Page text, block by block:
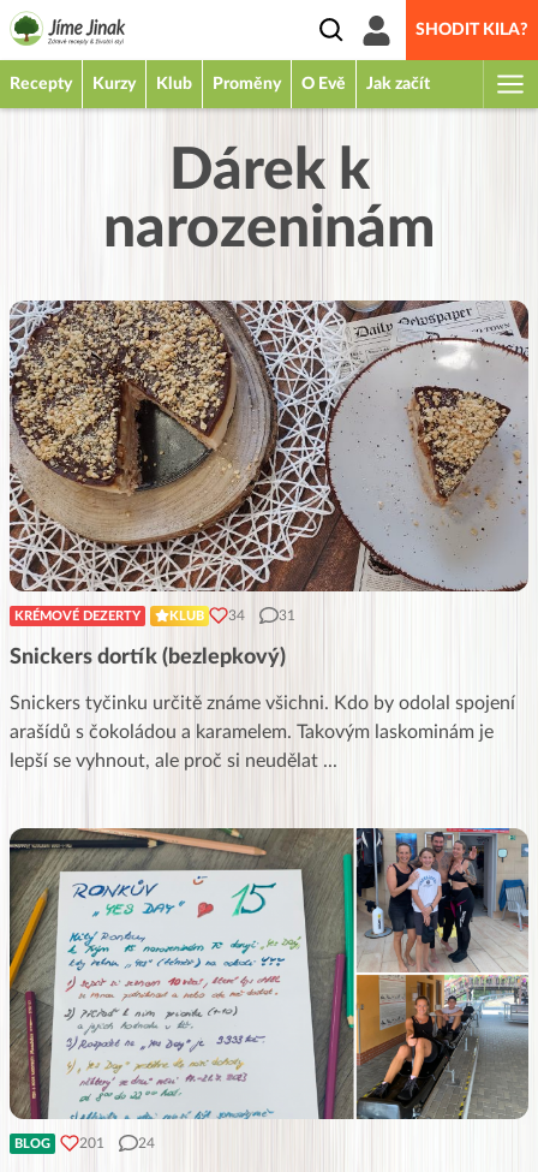
SHODIT KILA?
Recepty Kurzy Klub Proměny O Evě Jak začít
Dárek k
narozeninám
KRÉMOVÉ DEZERTY KLUB 34 31
Snickers dortík (bezlepkový)
Snickers tyčinku určitě známe všichni. Kdo by odolal spojení
arašídů s čokoládou a karamelem. Takovým laskominám je
lepší se vyhnout, ale proč si neudělat ...
BLOG 201 24